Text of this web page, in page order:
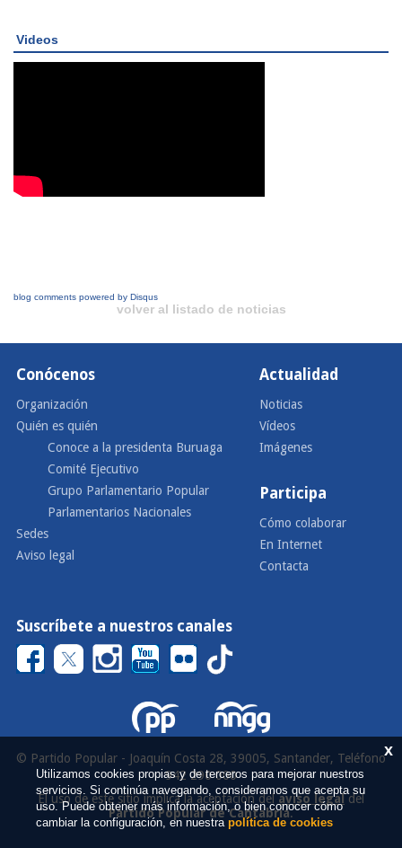
Videos
blog comments powered by Disqus
volver al listado de noticias
Conócenos
Organización
Quién es quién
Conoce a la presidenta Buruaga
Comité Ejecutivo
Grupo Parlamentario Popular
Parlamentarios Nacionales
Sedes
Aviso legal
Actualidad
Noticias
Vídeos
Imágenes
Participa
Cómo colaborar
En Internet
Contacta
Suscríbete a nuestros canales
© Partido Popular - Joaquín Costa 28, 39005, Santander, Teléfono
942 290 000
El uso de este sitio implica la aceptación delaviso legaldel
Partido Popular de Cantabria.
x
Utilizamos cookies propias y de terceros para mejorar nuestros
servicios. Si continúa navegando, consideramos que acepta su
uso. Puede obtener más información, o bien conocer cómo
cambiar la configuración, en nuestra política de cookies